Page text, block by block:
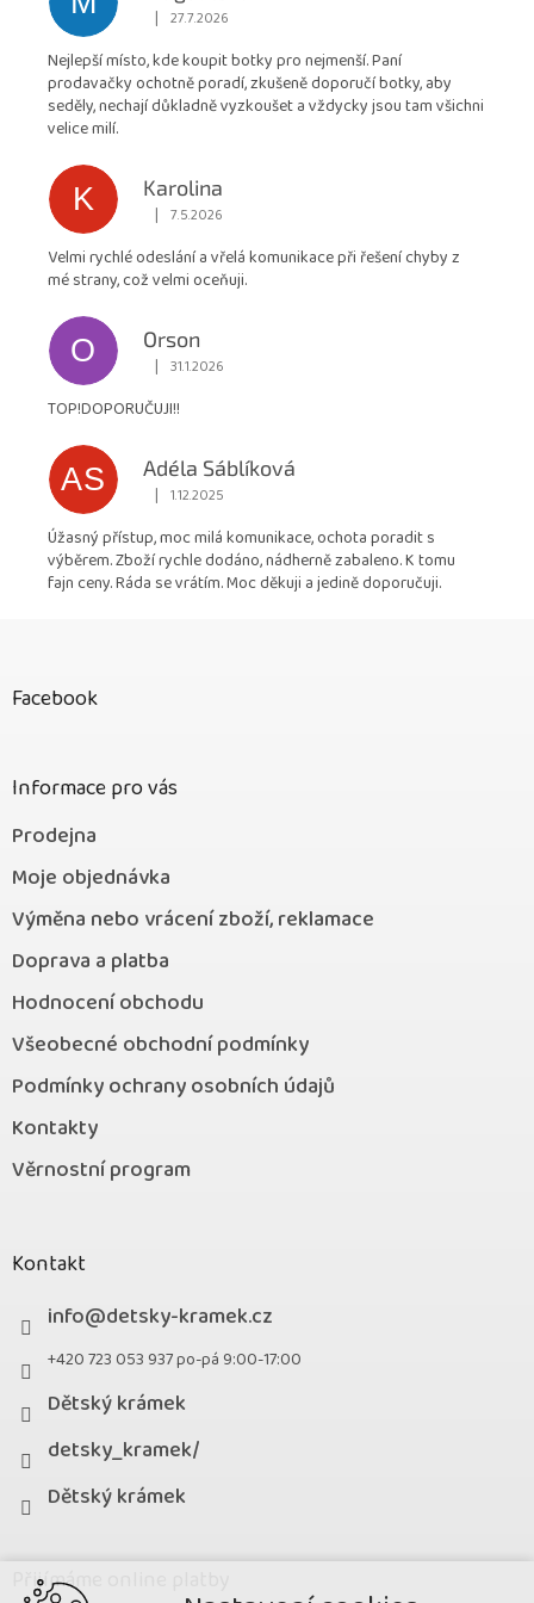
obchodu
4,9
z
Hodnocení obchodu je 5 z 5 hvězdiček.
| 27.7.2026
Nejlepší místo, kde koupit botky pro nejmenší. Paní
prodavačky ochotně poradí, zkušeně doporučí botky, aby
seděly, nechají důkladně vyzkoušet a vždycky jsou tam všichni
velice milí.
K
Karolina
Hodnocení obchodu je 5 z 5 hvězdiček.
| 7.5.2026
Velmi rychlé odeslání a vřelá komunikace při řešení chyby z
mé strany, což velmi oceňuji.
O
Orson
Hodnocení obchodu je 5 z 5 hvězdiček.
| 31.1.2026
TOP!DOPORUČUJI!!
AS
Adéla Sáblíková
Hodnocení obchodu je 5 z 5 hvězdiček.
| 1.12.2025
Úžasný přístup, moc milá komunikace, ochota poradit s
výběrem. Zboží rychle dodáno, nádherně zabaleno. K tomu
fajn ceny. Ráda se vrátím. Moc děkuji a jedině doporučuji.
Facebook
Informace pro vás
Prodejna
Moje objednávka
Výměna nebo vrácení zboží, reklamace
Doprava a platba
Hodnocení obchodu
Všeobecné obchodní podmínky
Podmínky ochrany osobních údajů
Kontakty
Věrnostní program
Kontakt
info@detsky-kramek.cz
+420 723 053 937 po-pá 9:00-17:00
Dětský krámek
detsky_kramek/
Dětský krámek
Přijímáme online platby